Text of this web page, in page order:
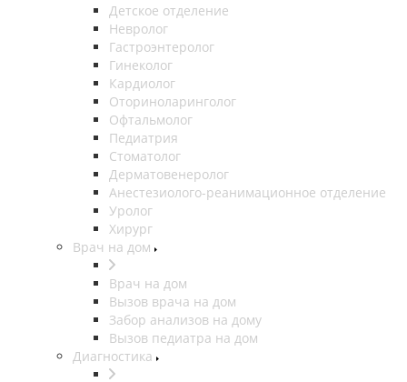
Детское отделение
Невролог
Гастроэнтеролог
Гинеколог
Кардиолог
Оториноларинголог
Офтальмолог
Педиатрия
Стоматолог
Дерматовенеролог
Анестезиолого-реанимационное отделение
Уролог
Хирург
Врач на дом
Врач на дом
Вызов врача на дом
Забор анализов на дому
Вызов педиатра на дом
Диагностика